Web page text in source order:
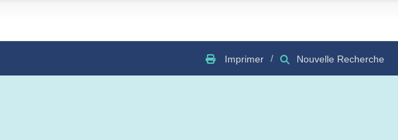
Imprimer Nouvelle Recherche